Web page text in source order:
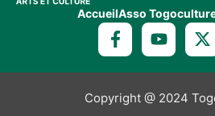
AccueilAsso
Copyright @ 2024